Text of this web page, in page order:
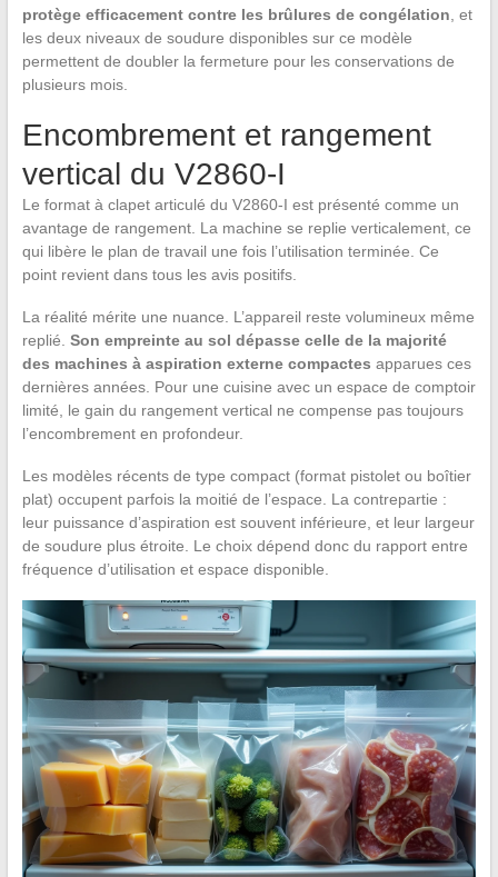
protège efficacement contre les brûlures de congélation , et
les deux niveaux de soudure disponibles sur ce modèle
permettent de doubler la fermeture pour les conservations de
plusieurs mois.
Encombrement et rangement
vertical du V2860-I
Le format à clapet articulé du V2860-I est présenté comme un
avantage de rangement. La machine se replie verticalement, ce
qui libère le plan de travail une fois l’utilisation terminée. Ce
point revient dans tous les avis positifs.
La réalité mérite une nuance. L’appareil reste volumineux même
replié. Son empreinte au sol dépasse celle de la majorité
des machines à aspiration externe compactes apparues ces
dernières années. Pour une cuisine avec un espace de comptoir
limité, le gain du rangement vertical ne compense pas toujours
l’encombrement en profondeur.
Les modèles récents de type compact (format pistolet ou boîtier
plat) occupent parfois la moitié de l’espace. La contrepartie :
leur puissance d’aspiration est souvent inférieure, et leur largeur
de soudure plus étroite. Le choix dépend donc du rapport entre
fréquence d’utilisation et espace disponible.